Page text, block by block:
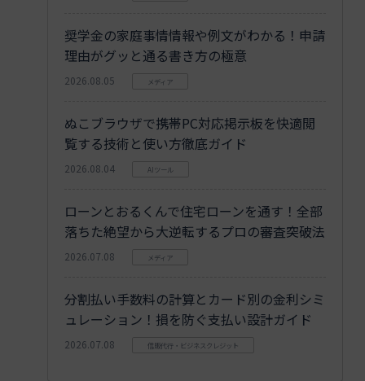
奨学金の家庭事情情報や例文がわかる！申請
理由がグッと通る書き方の極意
2026.08.05 メディア
ぬこブラウザで携帯PC対応掲示板を快適閲
覧する技術と使い方徹底ガイド
2026.08.04 AIツール
ローンとおるくんで住宅ローンを通す！全部
落ちた絶望から大逆転するプロの審査突破法
2026.07.08 メディア
分割払い手数料の計算とカード別の金利シミ
ュレーション！損を防ぐ支払い設計ガイド
2026.07.08 信販代行・ビジネスクレジット